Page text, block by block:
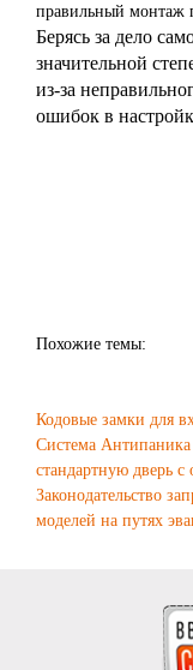
правильный монтаж
Берясь за дело
значительной
из-за
ошибок в
Похожие темы:
Кодовые замки для
Система Антипаника
стандартную дверь с
Законодательство
моделей на путях